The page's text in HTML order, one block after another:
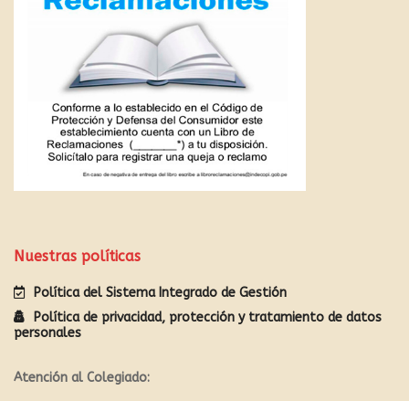
Nuestras políticas
Política del Sistema Integrado de Gestión
Política de privacidad, protección y tratamiento de datos
personales
Atención al Colegiado: